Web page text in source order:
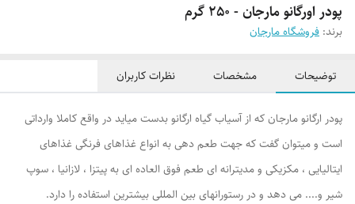
پودر اورگانو مارجان - 250 گرم
برند: فروشگاه مارجان
توضیحات مشخصات نظرات کاربران
پودر ارگانو مارجان که از آسیاب گیاه ارگانو بدست میاید در واقع کاملا وارداتی
است و میتوان گفت که جهت طعم دهی به انواع غذاهای فرنگی غذاهای
ایتالیایی ، مکزیکی و مدیترانه ای طعم فوق العاده ای به پیتزا ، لازانیا ، سوپ
شیر و.... می دهد و در رستورانهای بین المللی بیشترین استفاده را دارد.